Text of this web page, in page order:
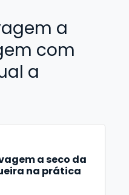
a
com
a
a seco da
na prática